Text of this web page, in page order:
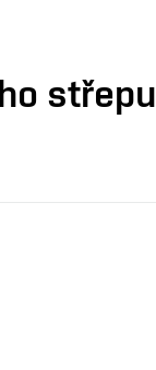
střepu